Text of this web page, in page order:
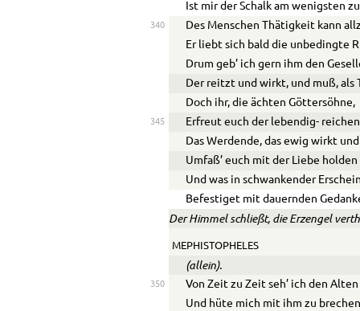
Ist mir der Schalk am wenigsten
340
Des Menschen Thätigkeit kann
Er liebt sich bald die unbedingte
Drum geb’ ich gern ihm den
Der reitzt und wirkt, und muß, als
Doch ihr, die ächten Göttersöhne,
345
Erfreut euch der lebendig-
Das Werdende, das ewig wirkt
Umfaß’ euch mit der Liebe holden
Und was in schwankender
Befestiget mit dauernden
Der Himmel schließt, die Erzengel
MEPHISTOPHELES
(allein).
350
Von Zeit zu Zeit seh’ ich den
Und hüte mich mit ihm zu